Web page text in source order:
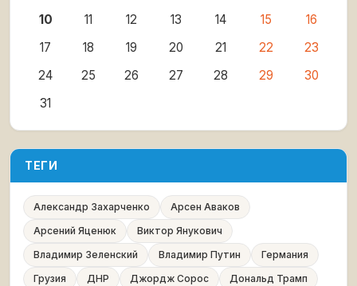
10
11 12 13 14 15
16
17
18 19 20 21 22
23
24
25 26 27 28 29
30
31
ТЕГИ
Александр Захарченко
Арсен Аваков
Арсений Яценюк
Виктор Янукович
Владимир Зеленский
Владимир Путин
Германия
Грузия
ДНР Джордж Сорос
Дональд Трамп